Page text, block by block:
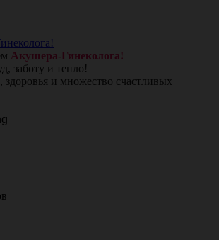
Акушера-Гинеколога!
заботу и тепло!
и множество счастливых